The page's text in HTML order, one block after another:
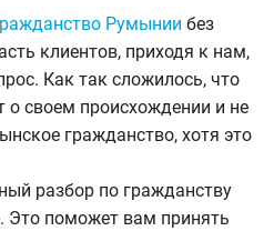
Румынии без
клиентов, приходя к нам,
Как так сложилось, что
своем происхождении и не
гражданство, хотя это
разбор по гражданству
поможет вам принять